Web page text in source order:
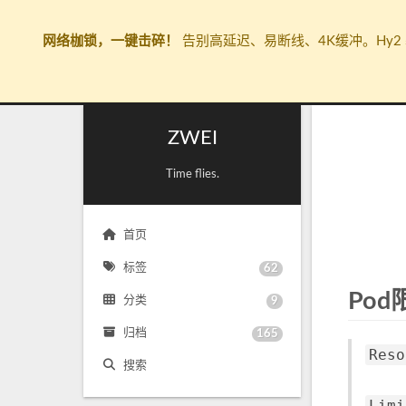
网络枷锁，一键击碎！ 告别高延迟、易断线、4K缓冲。
ZWEI
Time flies.
首页
标签 62
分类 9
归档 165
搜索
Pod